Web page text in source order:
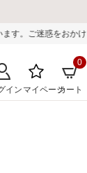
しまして誠に申し訳
イン マイページカート
0